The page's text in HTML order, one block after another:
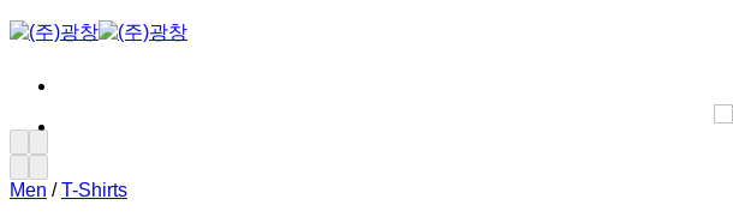
Skip
to
Men / T-Shirts